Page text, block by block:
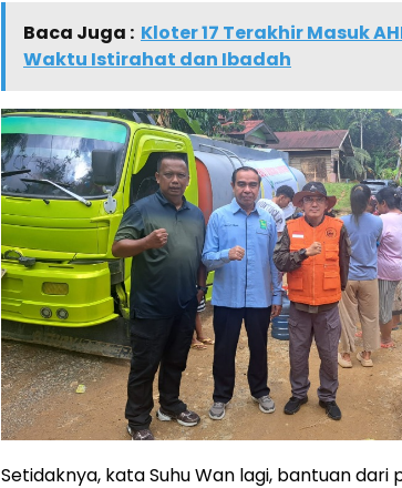
Baca Juga : Kloter 17 Terakhir Masuk
Waktu Istirahat dan Ibadah
Setidaknya, kata Suhu Wan lagi, bantuan dari